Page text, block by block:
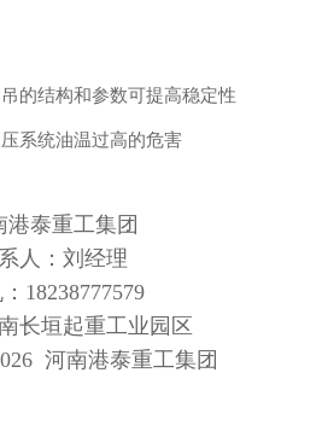
的结构和参数可提高稳定性
系统油温过高的危害
港泰重工集团
人：刘经理
18238777579
长垣起重工业园区
河南港泰重工集团